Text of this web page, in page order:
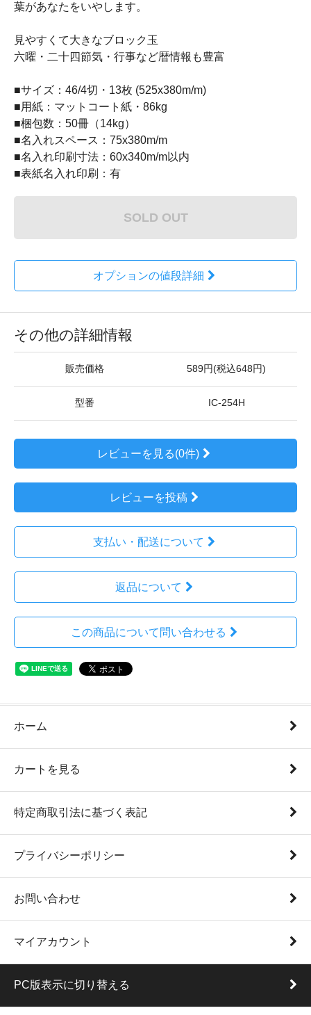
葉があなたをいやします。
見やすくて大きなブロック玉
六曜・二十四節気・行事など暦情報も豊富
■サイズ：46/4切・13枚 (525x380m/m)
■用紙：マットコート紙・86kg
■梱包数：50冊（14kg）
■名入れスペース：75x380m/m
■名入れ印刷寸法：60x340m/m以内
■表紙名入れ印刷：有
SOLD OUT
オプションの値段詳細
その他の詳細情報
販売価格 589円(税込648円)
型番 IC-254H
レビューを見る(0件)
レビューを投稿
支払い・配送について
返品について
この商品について問い合わせる
ホーム
カートを見る
特定商取引法に基づく表記
プライバシーポリシー
お問い合わせ
マイアカウント
PC版表示に切り替える